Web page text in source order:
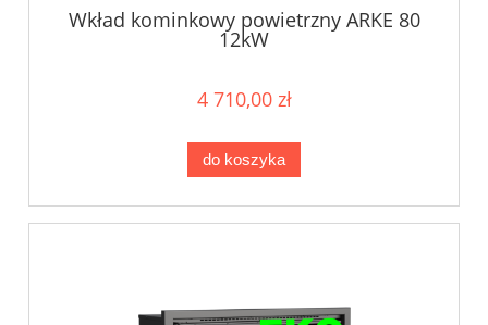
Wkład kominkowy powietrzny ARKE 80
12kW
4 710,00 zł
do koszyka